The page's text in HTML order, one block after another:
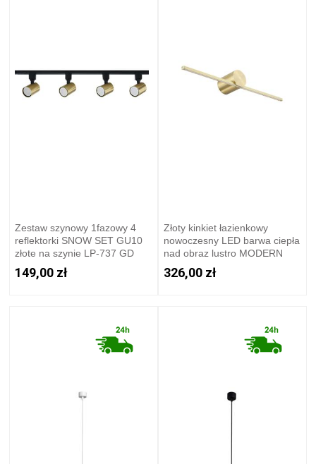
Zestaw szynowy 1fazowy 4
reflektorki SNOW SET GU10
złote na szynie LP-737 GD
SET Light Prestige
149,00 zł
Złoty kinkiet łazienkowy
nowoczesny LED barwa ciepła
nad obraz lustro MODERN
SLIM LP-777/1W M GD Light
Prestige
326,00 zł